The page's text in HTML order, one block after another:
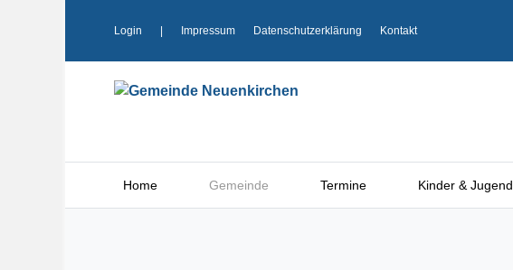
Login Impressum Datenschutzerklärung Kontakt
Home Gemeinde Termine Kinder & Jugend